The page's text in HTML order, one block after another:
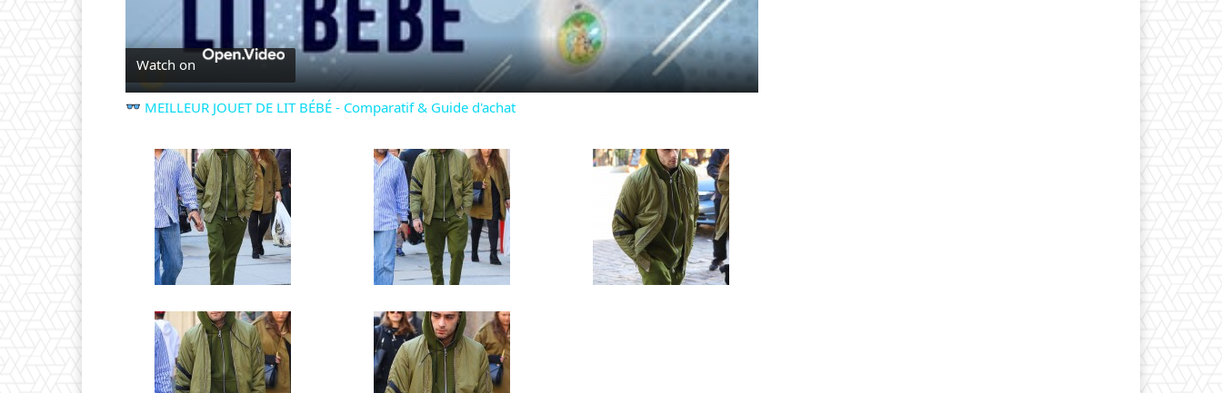
Watch on
MEILLEUR JOUET DE LIT BÉBÉ - Comparatif & Guide d'achat